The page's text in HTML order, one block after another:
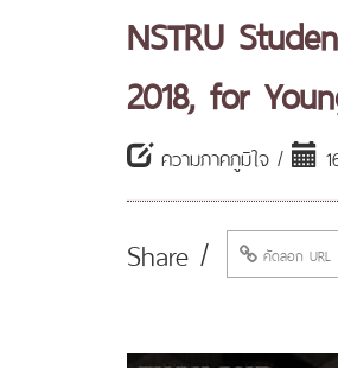
NSTRU
2018, for
ความภาคภูมิใจ /
Share / คัดลอก URL